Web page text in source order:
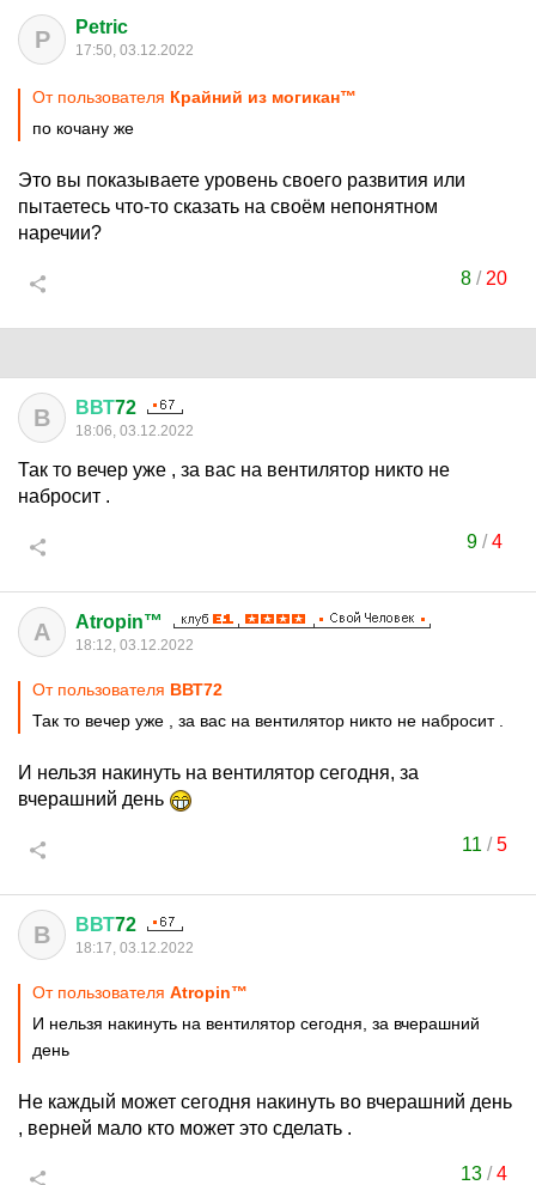
P Petric
17:50, 03.12.2022
От пользователя Крaйний из могикaн™
по кочану же
Это вы показываете уровень своего развития или
пытаетесь что-то сказать на своём непонятном
наречии?
8 / 20
В ВВТ72
18:06, 03.12.2022
Так то вечер уже , за вас на вентилятор никто не
набросит .
9/4
A Atropin™
18:12, 03.12.2022
От пользователя ВВТ72
Так то вечер уже , за вас на вентилятор никто не набросит .
И нельзя накинуть на вентилятор сегодня, за
вчерашний день
11 /5
В ВВТ72
18:17, 03.12.2022
От пользователя Atropin™
И нельзя накинуть на вентилятор сегодня, за вчерашний
день
Не каждый может сегодня накинуть во вчерашний день
, верней мало кто может это сделать .
13 /4